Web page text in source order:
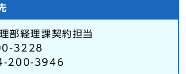
部経理課契約担当
3228
200-3946